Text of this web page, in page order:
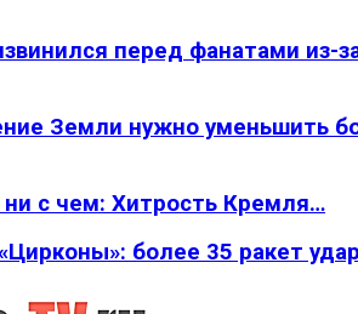
перед фанатами из-
Земли нужно уменьшить
ни с чем: Хитрость Кремля…
более 35 ракет